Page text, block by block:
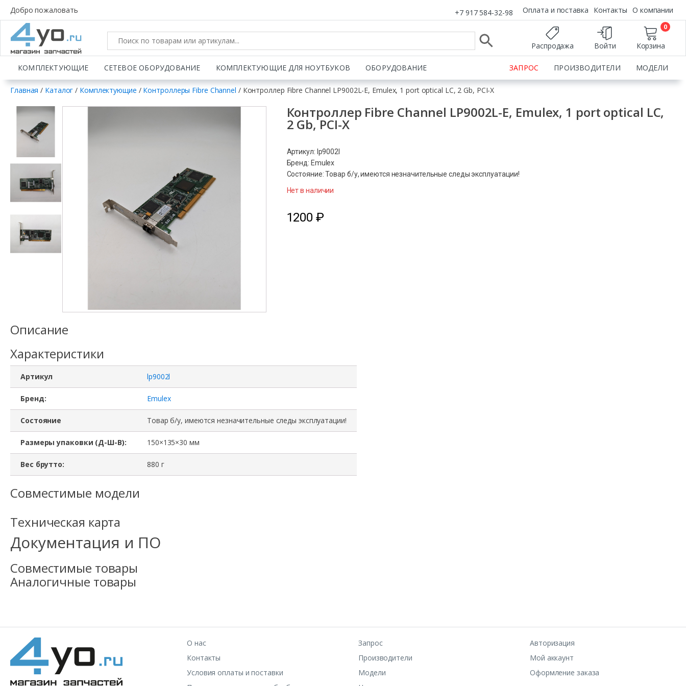
Добро пожаловать +7 917 584-32-98 Оплата и поставка Контакты О компании
Распродажа Войти Корзина
0
КОМПЛЕКТУЮЩИЕ СЕТЕВОЕ ОБОРУДОВАНИЕ КОМПЛЕКТУЮЩИЕ ДЛЯ НОУТБУКОВ ОБОРУДОВАНИЕ ЗАПРОС ПРОИЗВОДИТЕЛИ МОДЕЛИ
Главная / Каталог / Комплектующие / Контроллеры Fibre Channel / Контроллер Fibre Channel LP9002L-E, Emulex, 1 port optical LC, 2 Gb, PCI-X
Контроллер Fibre Channel LP9002L-E, Emulex, 1 port optical LC,
2 Gb, PCI-X
Артикул: lp9002l
Бренд: Emulex
Состояние: Товар б/у, имеются незначительные следы эксплуатации!
Нет в наличии
1200₽
Описание
Характеристики
Артикул lp9002l
Бренд: Emulex
Состояние Товар б/у, имеются незначительные следы эксплуатации!
Размеры упаковки (Д-Ш-В): 150×135×30 мм
Вес брутто: 880 г
Совместимые модели
Техническая карта
Документация и ПО
Совместимые товары
Аналогичные товары
О нас
Контакты
Условия оплаты и поставки
Запрос
Производители
Модели
Авторизация
Мой аккаунт
Оформление заказа